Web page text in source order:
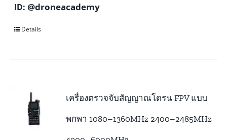
ID:@droneacademy
Details
เครื่องตรวจจับสัญญาณโดรน FPV แบบ
พกพา 1080–1360MHz 2400–2485MHz